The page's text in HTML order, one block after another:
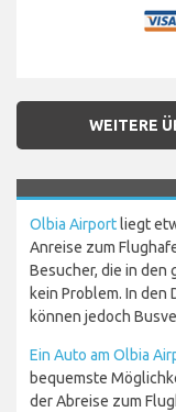
WEITERE
Olbia Airport liegt
Anreise zum
Besucher, die in den
kein Problem. In den
können jedoch
Ein Auto am Olbia
bequemste
der Abreise zum